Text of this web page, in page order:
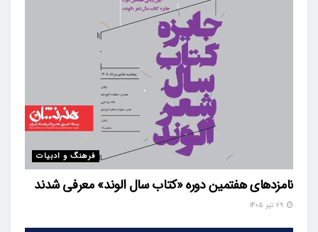
فرهنگ و ادبیات
نامزدهای هفتمین دوره «کتاب سال الوند» معرفی شدند